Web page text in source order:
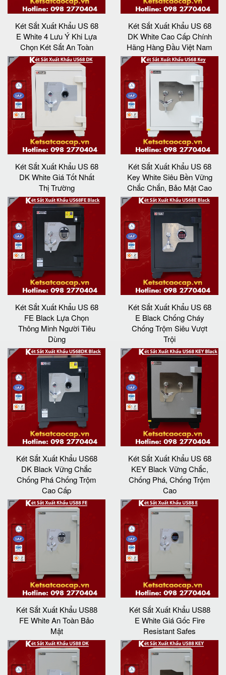
Két Sắt Xuất Khẩu US 68
E White 4 Lưu Ý Khi Lựa
Chọn Két Sắt An Toàn
Két Sắt Xuất Khẩu US 68
DK White Cao Cấp Chính
Hãng Hàng Đầu Việt Nam
Két Sắt Xuất Khẩu US 68
DK White Giá Tốt Nhất
Thị Trường
Két Sắt Xuất Khẩu US 68
Key White Siêu Bền Vững
Chắc Chắn, Bảo Mật Cao
Két Sắt Xuất Khẩu US 68
FE Black Lựa Chọn
Thông Minh Người Tiêu
Dùng
Két Sắt Xuất Khẩu US 68
E Black Chống Cháy
Chống Trộm Siêu Vượt
Trội
Két Sắt Xuất Khẩu US68
DK Black Vững Chắc
Chống Phá Chống Trộm
Cao Cấp
Két Sắt Xuất Khẩu US 68
KEY Black Vững Chắc,
Chống Phá, Chống Trộm
Cao
Két Sắt Xuất Khẩu US88
FE White An Toàn Bảo
Mật
Két Sắt Xuất Khẩu US88
E White Giá Gốc Fire
Resistant Safes